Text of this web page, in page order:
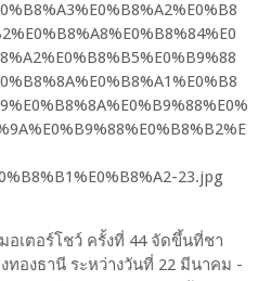
อเตอร์โชว์ ครั้งที่ 44 จัดขึ้นที่ชา
ทองธานี ระหว่างวันที่ 22 มีนาคม -